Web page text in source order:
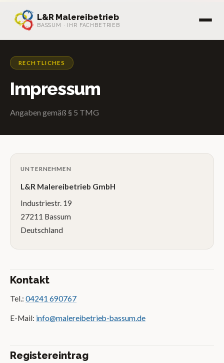
L&R Malereibetrieb
BASSUM · IHR FACHBETRIEB
RECHTLICHES
Impressum
Angaben gemäß § 5 TMG
UNTERNEHMEN
L&R Malereibetrieb GmbH
Industriestr. 19
27211 Bassum
Deutschland
Kontakt
Tel.: 04241 690767
E-Mail: info@malereibetrieb-bassum.de
Registereintrag